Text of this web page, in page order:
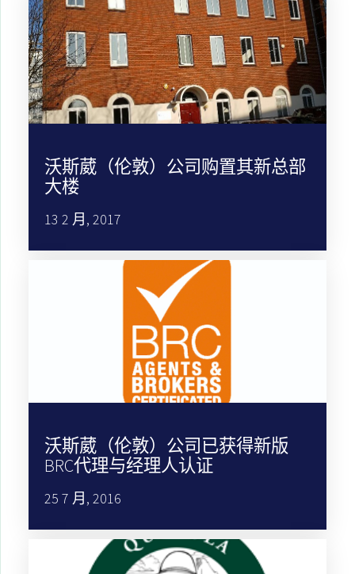
沃斯葳（伦敦）公司购置其新总部
大楼
13 2 月, 2017
沃斯葳（伦敦）公司已获得新版
BRC代理与经理人认证
25 7 月, 2016